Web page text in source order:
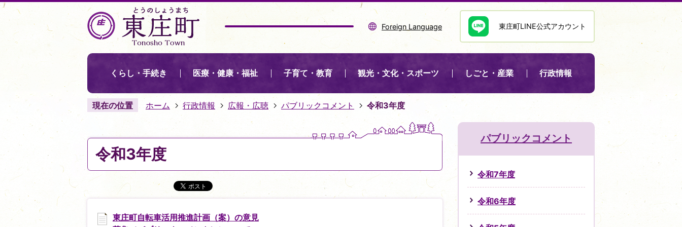
Foreign Language 東庄町LINE公式アカウント
くらし・手続き 医療・健康・福祉 子育て・教育 観光・文化・スポーツ しごと・産業 行政情報
現在の位置 ホーム 行政情報 広報・広聴 パブリックコメント 令和3年度
令和3年度
東庄町自転車活用推進計画（案）の意見
パブリックコメント
令和7年度
令和6年度